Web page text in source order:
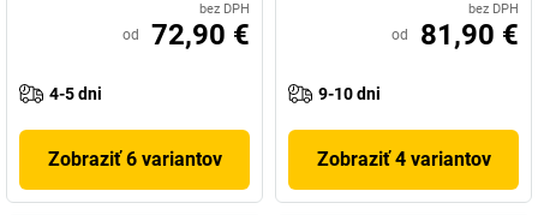
bez DPH
od 72,90 €
4-5 dni
Zobraziť 6 variantov
bez DPH
od 81,90 €
9-10 dni
Zobraziť 4 variantov